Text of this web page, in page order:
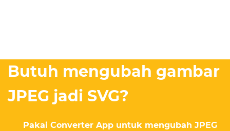
Butuh mengubah gambar
JPEG jadi SVG?
Pakai Converter App untuk mengubah JPEG